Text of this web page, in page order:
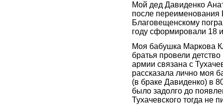
Мой дед Давиденко
после переименования
Благовещенскому
году сформировали 18
Моя бабушка Маркова
братья провели
армии связана с
рассказала лично моя
(в браке Давиденко) в
было задолго до
Тухачевского тогда не